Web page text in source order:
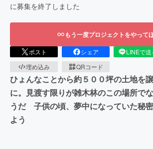
に募集を終了しました
もう一度プロジェクトをやって
ポスト シェア LINEで送
埋め込み
QRコード
ひょんなことから約５００坪の土地を
に。見渡す限りが雑木林のこの場所で
うだ 子供の頃、夢中になっていた秘
よう